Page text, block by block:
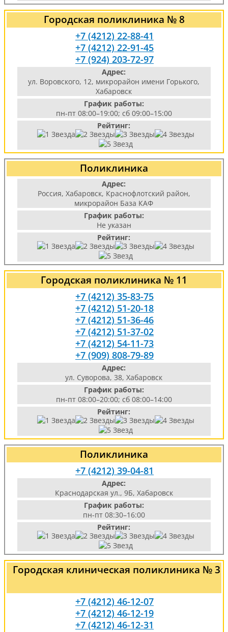
Городская поликлиника № 8
+7 (4212) 22-88-41
+7 (4212) 22-91-45
+7 (924) 203-72-97
Адрес:
ул. Воровского, 12, микрорайон имени Горького,
Хабаровск
График работы:
пн-пт 08:00–19:00; сб 09:00–15:00
Рейтинг:
Поликлиника
Адрес:
Россия, Хабаровск, Краснофлотский район,
микрорайон База КАФ
График работы:
Не указан
Рейтинг:
Городская поликлиника № 11
+7 (4212) 35-83-75
+7 (4212) 51-20-18
+7 (4212) 51-36-46
+7 (4212) 51-37-02
+7 (4212) 54-11-73
+7 (909) 808-79-89
Адрес:
ул. Суворова, 38, Хабаровск
График работы:
пн-пт 08:00–20:00; сб 08:00–14:00
Рейтинг:
Поликлиника
+7 (4212) 39-04-81
Адрес:
Краснодарская ул., 9Б, Хабаровск
График работы:
пн-пт 08:30–16:00
Рейтинг:
Городская клиническая поликлиника № 3
+7 (4212) 46-12-07
+7 (4212) 46-12-19
+7 (4212) 46-12-31